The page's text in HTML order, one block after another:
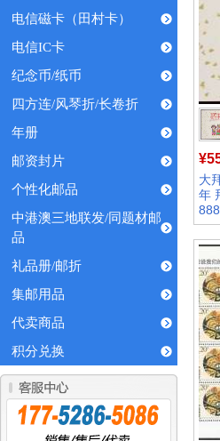
电信磁卡（田村卡）
电信IC卡
纪念币/纸币
四方连/风琴折/长卷折
年册
邮资封片
个性化邮品
中港澳三地联发/同题材邮
品
礼品册/邮折
集邮用品
代卖商品
积分兑换
大
年
888